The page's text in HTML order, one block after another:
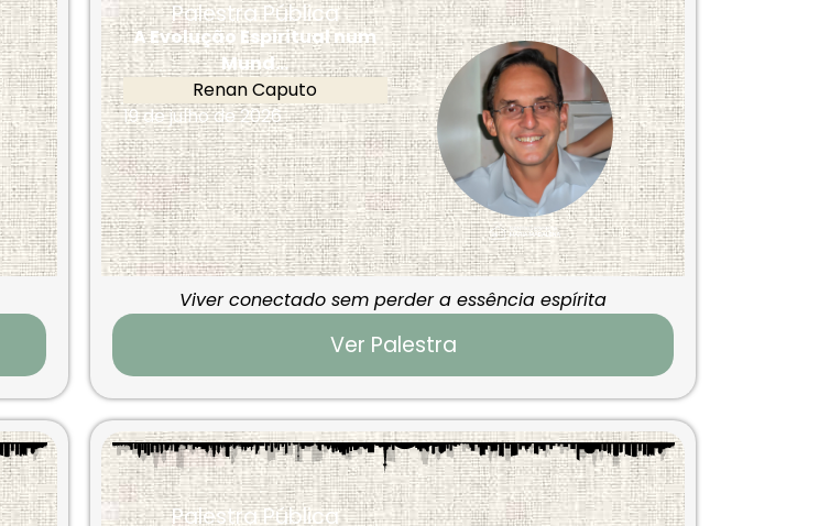
Palestra Pública
A Evolução Espiritual num
Mund...
Renan Caputo
19 de julho de 2026
Viver conectado sem perder a essência espírita
Ver Palestra
Palestra Pública